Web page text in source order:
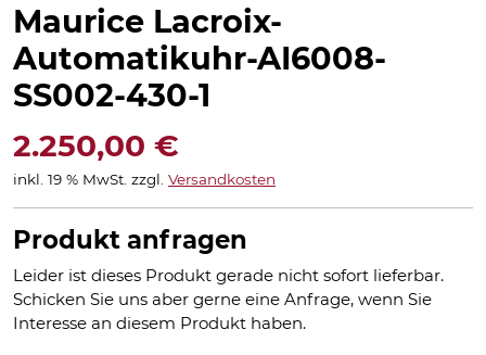
Maurice Lacroix-
Automatikuhr-AI6008-
SS002-430-1
2.250,00 €
inkl. 19 % MwSt. zzgl. Versandkosten
Produkt anfragen
Leider ist dieses Produkt gerade nicht sofort lieferbar.
Schicken Sie uns aber gerne eine Anfrage, wenn Sie
Interesse an diesem Produkt haben.